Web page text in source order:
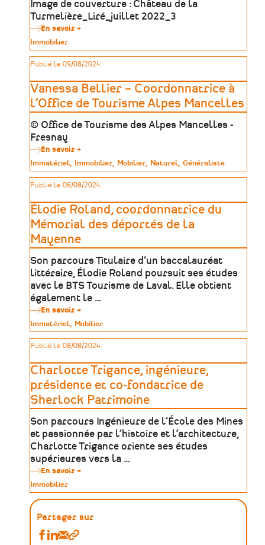
Image de couverture : Château de la
Turmelière_Liré_juillet 2022_3
En savoir +
Blainvaux
–
administrative
et
technique
chez
Type
de
patrimoine
Immobilier
Publié le 09/08/2024.
Vanessa Bellier – Coordonnatrice à
l’Office de Tourisme Alpes Mancelles
© Office de Tourisme des Alpes Mancelles -
Fresnay
En savoir +
Vanessa
Bellier
–
Coordonnatrice
l’Office
de
Tourisme
Alpes
Type
de
patrimoine
Immatériel Immobilier Mobilier Naturel Généraliste
Publié le 08/08/2024.
Élodie Roland, coordonnatrice du
Mémorial des déportés de la
Mayenne
Son parcours Titulaire d’un baccalauréat
littéraire, Élodie Roland poursuit ses études
avec le BTS Tourisme de Laval. Elle obtient
également le …
En savoir +
Élodie
Roland,
coordonnatrice
du
des
déportés
de
la
Mayenne
Type
de
patrimoine
Immatériel Mobilier
Publié le 08/08/2024.
Charlotte Trigance, ingénieure,
présidente et co-fondatrice de
Sherlock Patrimoine
Son parcours Ingénieure de l’École des Mines
et passionnée par l’histoire et l’architecture,
Charlotte Trigance oriente ses études
supérieures vers la …
En savoir +
ingénieure,
et
Type
de
patrimoine
Immobilier
Partager sur
Partager
Partager
Partager